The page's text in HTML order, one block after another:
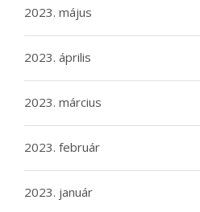
2023. május
2023. április
2023. március
2023. február
2023. január